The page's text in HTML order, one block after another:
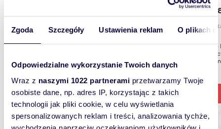
Zgoda Szczegóły Ustawienia reklam O plikach
Odpowiedzialne wykorzystanie Twoich danych
Wraz z naszymi 1022 partnerami przetwarzamy Twoje
osobiste dane, np. adres IP, korzystając z takich
technologii jak pliki cookie, w celu wyświetlania
spersonalizowanych reklam i treści, analizowania tychże,
791
Osiedle
przy
98,96